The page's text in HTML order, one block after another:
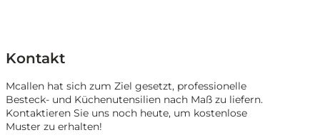
Kontakt
Mcallen hat sich zum Ziel gesetzt, professionelle
Besteck- und Küchenutensilien nach Maß zu liefern.
Kontaktieren Sie uns noch heute, um kostenlose
Muster zu erhalten!